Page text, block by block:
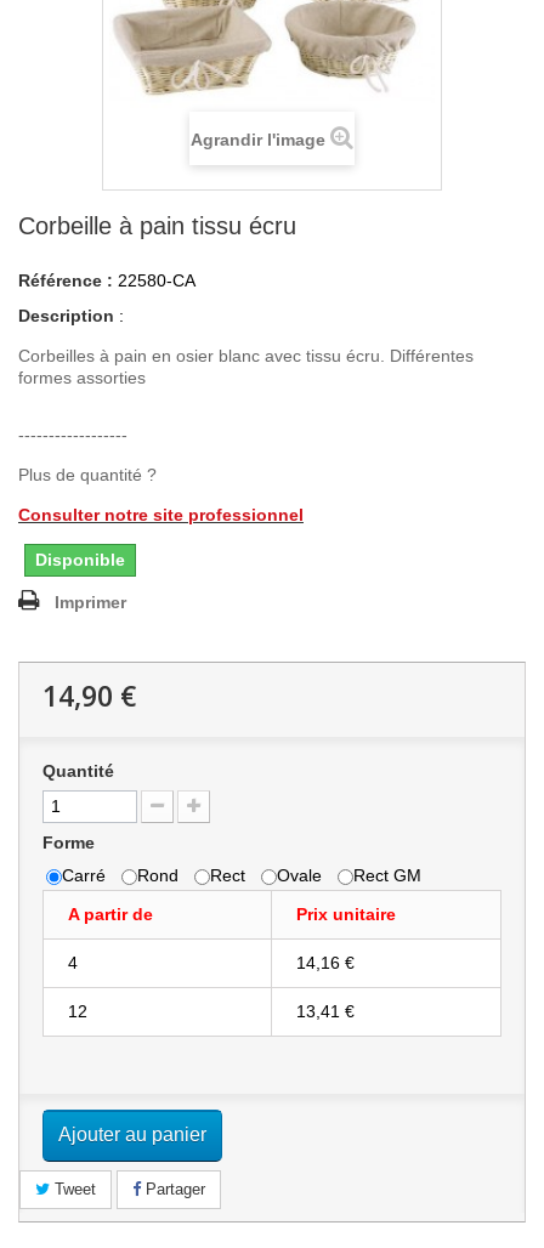
Agrandir l'image
Corbeille à pain tissu écru
Référence : 22580-CA
Description :
Corbeilles à pain en osier blanc avec tissu écru. Différentes
formes assorties
------------------
Plus de quantité ?
Consulter notre site professionnel
Disponible
Imprimer
14,90 €
Quantité
Forme
Carré
Rond Rect Ovale
Rect GM
A partir de
Prix unitaire
4 14,16 €
12 13,41 €
Ajouter au panier
Tweet Partager